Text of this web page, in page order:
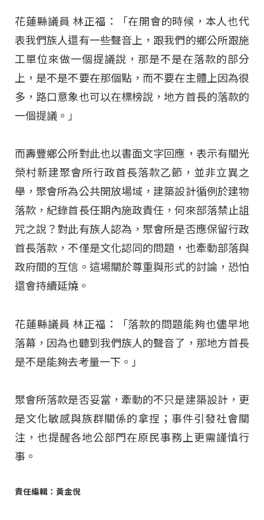
花蓮縣議員 林正福：「在開會的時候，本人也代
表我們族人還有一些聲音上，跟我們的鄉公所跟施
工單位來做一個提議說，那是不是在落款的部分
上，是不是不要在那個點，而不要在主體上因為很
多，路口意象也可以在標榜說，地方首長的落款的
一個提議。」
而壽豐鄉公所對此也以書面文字回應，表示有關光
榮村新建聚會所行政首長落款乙節，並非立異之
舉，聚會所為公共開放場域，建築設計循例於建物
落款，紀錄首長任期內施政責任，何來部落禁止詛
咒之說？對此有族人認為，聚會所是否應保留行政
首長落款，不僅是文化認同的問題，也牽動部落與
政府間的互信。這場關於尊重與形式的討論，恐怕
還會持續延燒。
花蓮縣議員 林正福：「落款的問題能夠也儘早地
落幕，因為也聽到我們族人的聲音了，那地方首長
是不是能夠去考量一下。」
聚會所落款是否妥當，牽動的不只是建築設計，更
是文化敏感與族群關係的拿捏；事件引發社會關
注，也提醒各地公部門在原民事務上更需謹慎行
事。
責任編輯：黃金倪